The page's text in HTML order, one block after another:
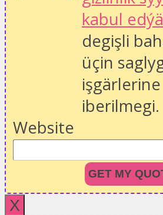
kabul
degişli
üçin
iberilmegi.
Website
GET MY
X